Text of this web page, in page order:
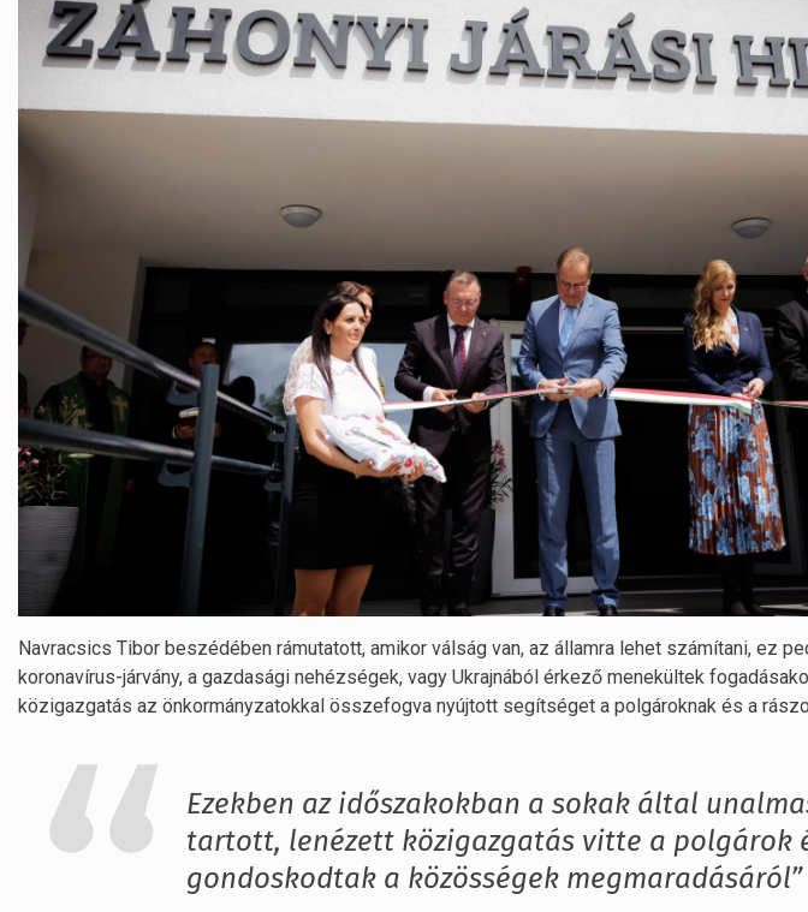
Navracsics Tibor beszédében rámutatott, amikor válság van, az államra lehet számítani, ez
koronavírus-járvány, a gazdasági nehézségek, vagy Ukrajnából érkező menekültek
közigazgatás az önkormányzatokkal összefogva nyújtott segítséget a polgároknak és a
Ezekben az időszakokban a sokak által
tartott, lenézett közigazgatás vitte a polgárok
gondoskodtak a közösségek megmaradásáról”